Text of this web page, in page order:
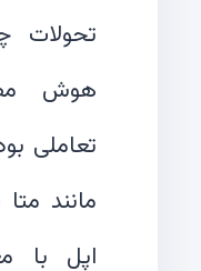
تحولات
هوش
تعاملی